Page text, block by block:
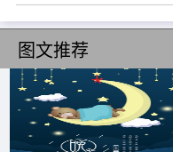
8、 不要为了迎合所有
所有人都开心，你会忘了
9、 世界上有两个可贵的
认真的人改变了自己，
10、 在不同的场合用合
图文推荐